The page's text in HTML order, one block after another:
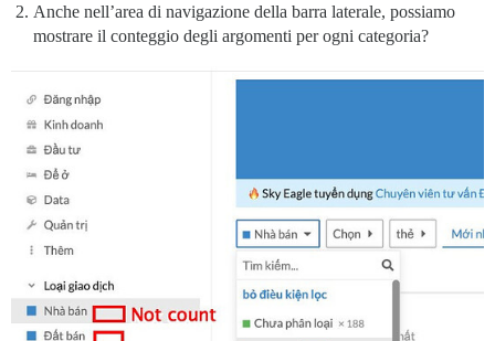
Anche nell’area di navigazione della barra laterale, possiamo
mostrare il conteggio degli argomenti per ogni categoria?